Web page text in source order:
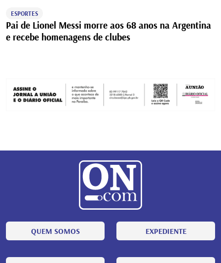
ESPORTES
Pai de Lionel Messi morre aos 68 anos na Argentina
e recebe homenagens de clubes
QUEM SOMOS EXPEDIENTE